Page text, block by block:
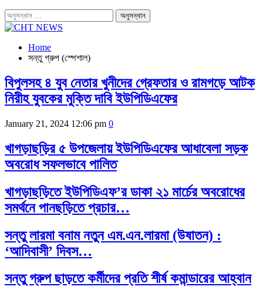
Home
সন্তু গ্রুপ (স্পেশাল)
বিপুলসহ ৪ যুব নেতার খুনীদের গ্রেফতার ও রামগড়ে আটক
নিরীহ যুবকের মুক্তি দাবি ইউপিডিএফের
January 21, 2024 12:06 pm 0
খাগড়াছড়ির ৫ উপজেলায় ইউপিডিএফের আধাবেলা সড়ক
অবরোধ সফলভাবে পালিত
খাগড়াছড়িতে ইউপিডিএফ’র ডাকা ২১ মার্চের অবরোধের
সমর্থনে পানছড়িতে প্রচার…
সন্তু লারমা বনাম নতুন এম.এন.লারমা (উষাতন) :
‘আদিবাসী’ দিবস…
সন্তু গ্রুপ ছাড়তে কর্মীদের প্রতি শীর্ষ কমান্ডারের আহ্বান